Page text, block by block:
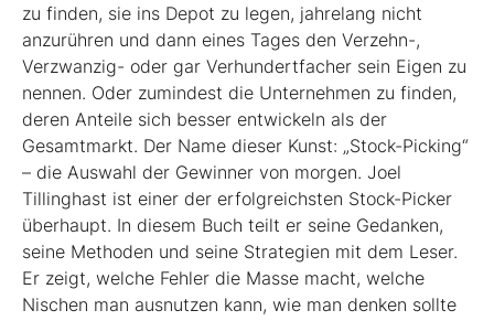
zu finden, sie ins Depot zu legen, jahrelang nicht
anzurühren und dann eines Tages den Verzehn-,
Verzwanzig- oder gar Verhundertfacher sein Eigen zu
nennen. Oder zumindest die Unternehmen zu finden,
deren Anteile sich besser entwickeln als der
Gesamtmarkt. Der Name dieser Kunst: „Stock-Picking“
– die Auswahl der Gewinner von morgen. Joel
Tillinghast ist einer der erfolgreichsten Stock-Picker
überhaupt. In diesem Buch teilt er seine Gedanken,
seine Methoden und seine Strategien mit dem Leser.
Er zeigt, welche Fehler die Masse macht, welche
Nischen man ausnutzen kann, wie man denken sollte